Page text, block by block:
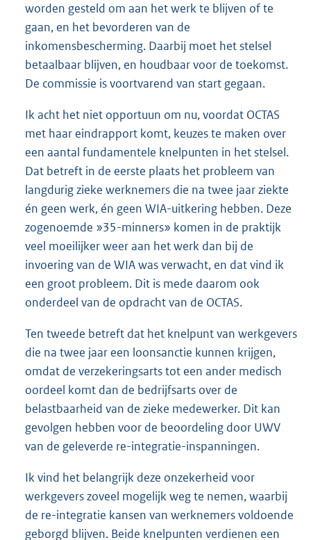
worden gesteld om aan het werk te blijven of te
gaan, en het bevorderen van de
inkomensbescherming. Daarbij moet het stelsel
betaalbaar blijven, en houdbaar voor de toekomst.
De commissie is voortvarend van start gegaan.
Ik acht het niet opportuun om nu, voordat OCTAS
met haar eindrapport komt, keuzes te maken over
een aantal fundamentele knelpunten in het stelsel.
Dat betreft in de eerste plaats het probleem van
langdurig zieke werknemers die na twee jaar ziekte
én geen werk, én geen WIA-uitkering hebben. Deze
zogenoemde »35-minners» komen in de praktijk
veel moeilijker weer aan het werk dan bij de
invoering van de WIA was verwacht, en dat vind ik
een groot probleem. Dit is mede daarom ook
onderdeel van de opdracht van de OCTAS.
Ten tweede betreft dat het knelpunt van werkgevers
die na twee jaar een loonsanctie kunnen krijgen,
omdat de verzekeringsarts tot een ander medisch
oordeel komt dan de bedrijfsarts over de
belastbaarheid van de zieke medewerker. Dit kan
gevolgen hebben voor de beoordeling door UWV
van de geleverde re-integratie-inspanningen.
Ik vind het belangrijk deze onzekerheid voor
werkgevers zoveel mogelijk weg te nemen, waarbij
de re-integratie kansen van werknemers voldoende
geborgd blijven. Beide knelpunten verdienen een